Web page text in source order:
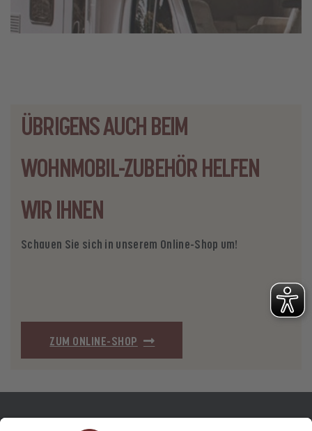
ÜBRIGENS AUCH BEIM
WOHNMOBIL-ZUBEHÖR HELFEN
WIR IHNEN
Schauen Sie sich in unserem Online-Shop um!
ZUM ONLINE-SHOP